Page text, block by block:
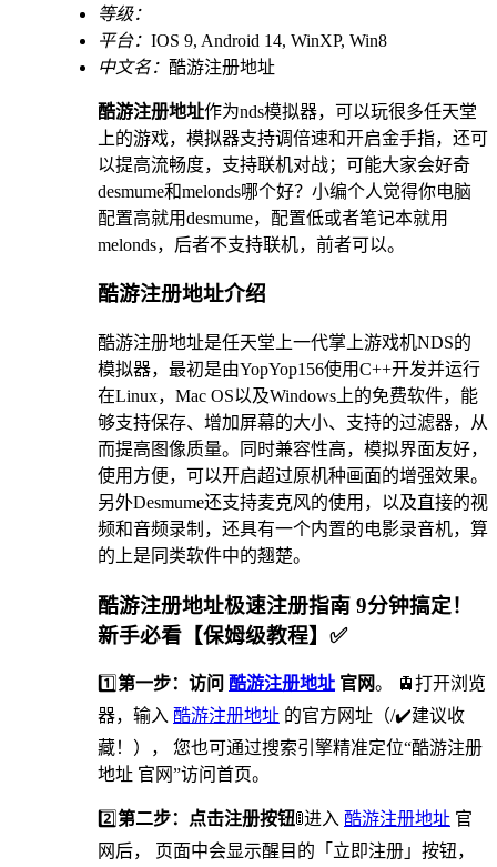
等级：
平台： IOS 9, Android 14, WinXP, Win8
中文名： 酷游注册地址
酷游注册地址作为nds模拟器，可以玩很多任天堂
上的游戏，模拟器支持调倍速和开启金手指，还可
以提高流畅度，支持联机对战；可能大家会好奇
desmume和melonds哪个好？小编个人觉得你电脑
配置高就用desmume，配置低或者笔记本就用
melonds，后者不支持联机，前者可以。
酷游注册地址介绍
酷游注册地址是任天堂上一代掌上游戏机NDS的
模拟器，最初是由YopYop156使用C++开发并运行
在Linux，Mac OS以及Windows上的免费软件，能
够支持保存、增加屏幕的大小、支持的过滤器，从
而提高图像质量。同时兼容性高，模拟界面友好，
使用方便，可以开启超过原机种画面的增强效果。
另外Desmume还支持麦克风的使用，以及直接的视
频和音频录制，还具有一个内置的电影录音机，算
的上是同类软件中的翘楚。
酷游注册地址极速注册指南 9分钟搞定！
新手必看【保姆级教程】✅
1️⃣第一步：访问 酷游注册地址 官网。 🚊打开浏览
器，输入 酷游注册地址 的官方网址（/✔️建议收
藏！）， 您也可通过搜索引擎精准定位“酷游注册
地址 官网”访问首页。
2️⃣第二步：点击注册按钮🚦进入 酷游注册地址 官
网后， 页面中会显示醒目的「立即注册」按钮，